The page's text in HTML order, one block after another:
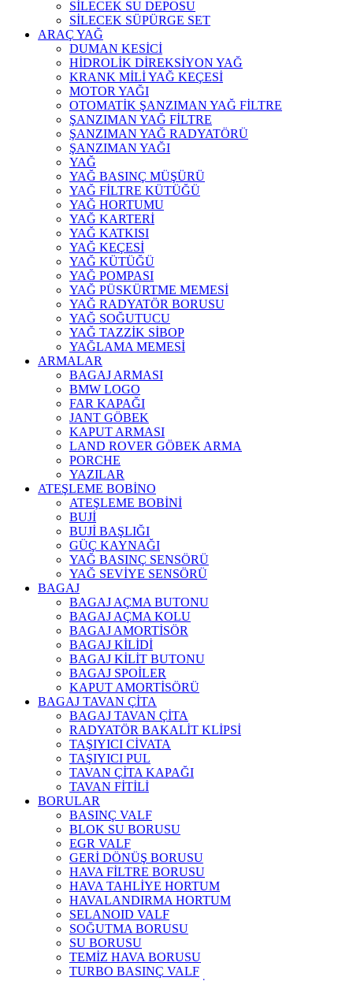
SİLECEK SU DEPOSU
SİLECEK SÜPÜRGE SET
ARAÇ YAĞ
DUMAN KESİCİ
HİDROLİK DİREKSİYON YAĞ
KRANK MİLİ YAĞ KEÇESİ
MOTOR YAĞI
OTOMATİK ŞANZIMAN YAĞ FİLTRE
ŞANZIMAN YAĞ FİLTRE
ŞANZIMAN YAĞ RADYATÖRÜ
ŞANZIMAN YAĞI
YAĞ
YAĞ BASINÇ MÜŞÜRÜ
YAĞ FİLTRE KÜTÜĞÜ
YAĞ HORTUMU
YAĞ KARTERİ
YAĞ KATKISI
YAĞ KEÇESİ
YAĞ KÜTÜĞÜ
YAĞ POMPASI
YAĞ PÜSKÜRTME MEMESİ
YAĞ RADYATÖR BORUSU
YAĞ SOĞUTUCU
YAĞ TAZZİK SİBOP
YAĞLAMA MEMESİ
ARMALAR
BAGAJ ARMASI
BMW LOGO
FAR KAPAĞI
JANT GÖBEK
KAPUT ARMASI
LAND ROVER GÖBEK ARMA
PORCHE
YAZILAR
ATEŞLEME BOBİNO
ATEŞLEME BOBİNİ
BUJİ
BUJİ BAŞLIĞI
GÜÇ KAYNAĞI
YAĞ BASINÇ SENSÖRÜ
YAĞ SEVİYE SENSÖRÜ
BAGAJ
BAGAJ AÇMA BUTONU
BAGAJ AÇMA KOLU
BAGAJ AMORTİSÖR
BAGAJ KİLİDİ
BAGAJ KİLİT BUTONU
BAGAJ SPOİLER
KAPUT AMORTİSÖRÜ
BAGAJ TAVAN ÇİTA
BAGAJ TAVAN ÇİTA
RADYATÖR BAKALİT KLİPSİ
TAŞIYICI CİVATA
TAŞIYICI PUL
TAVAN ÇİTA KAPAĞI
TAVAN FİTİLİ
BORULAR
BASINÇ VALF
BLOK SU BORUSU
EGR VALF
GERİ DÖNÜŞ BORUSU
HAVA FİLTRE BORUSU
HAVA TAHLİYE HORTUM
HAVALANDIRMA HORTUM
SELANOID VALF
SOĞUTMA BORUSU
SU BORUSU
TEMİZ HAVA BORUSU
TURBO BASINÇ VALF